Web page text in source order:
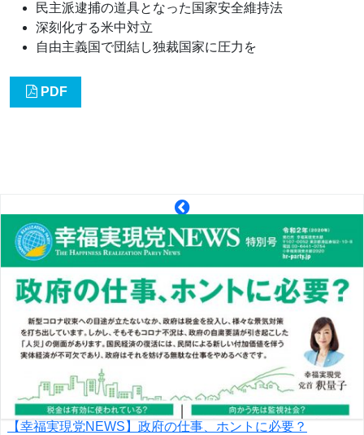
民主派逮捕の道具となった国家安全維持法
深刻化する米中対立
自由主義国で団結し独裁国家に圧力を
PDF
【幸福実現党NEWS】政府の仕事、ホントに必要？